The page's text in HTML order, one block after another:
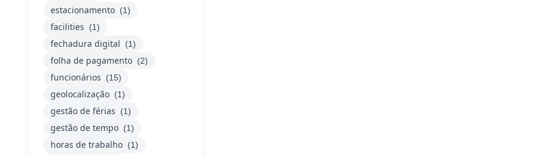
estacionamento (1)
facilities (1)
fechadura digital (1)
folha de pagamento (2)
funcionários (15)
geolocalização (1)
gestão de férias (1)
gestão de tempo (1)
horas de trabalho (1)